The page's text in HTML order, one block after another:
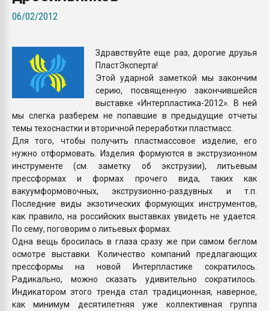
ПЕРЕЙТИ НА
06/02/2012
Здравствуйте еще раз, дорогие друзья
ПластЭксперта!
Этой ударной заметкой мы закончим
серию, посвященную закончившейся
выставке «Интерпластика-2012». В ней
мы слегка разберем не попавшие в предыдущие отчеты
темы техоснастки и вторичной переработки пластмасс.
Для того, чтобы получить пластмассовое изделие, его
нужно отформовать. Изделия формуются в экструзионном
инструменте (см. заметку об экструзии), литьевым
прессформах и формах прочего вида, таких как
вакуумформовочных, экструзионно-раздувных и т.п.
Последние виды экзотических формующих инструментов,
как правило, на российских выставках увидеть не удается.
По сему, поговорим о литьевых формах.
Одна вещь бросилась в глаза сразу же при самом беглом
осмотре выставки. Количество компаний предлагающих
прессформы на новой Интерпластике сократилось.
Радикально, можно сказать удивительно сократилось.
Индикатором этого тренда стал традиционная, наверное,
как минимум десятилетняя уже коллективная группа